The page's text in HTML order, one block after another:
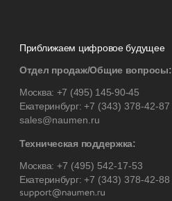
Приближаем цифровое будущее
Отдел продаж/Общие вопросы:
Москва: +7 (495) 145-90-45
Екатеринбург:+7 (343) 378-42-87
sales@naumen.ru
Техническая поддержка:
Москва: +7 (495) 542-17-53
Екатеринбург:+7 (343) 378-42-88